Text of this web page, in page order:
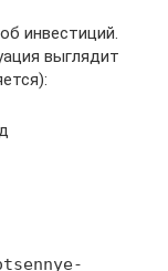
инвестиций.
выглядит